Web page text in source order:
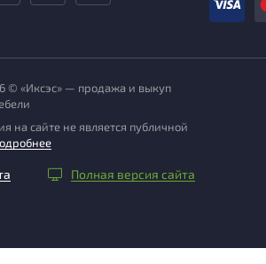
© «Иксэс» — продажа и выкуп
на сайте не является публичной
Полная версия сайта